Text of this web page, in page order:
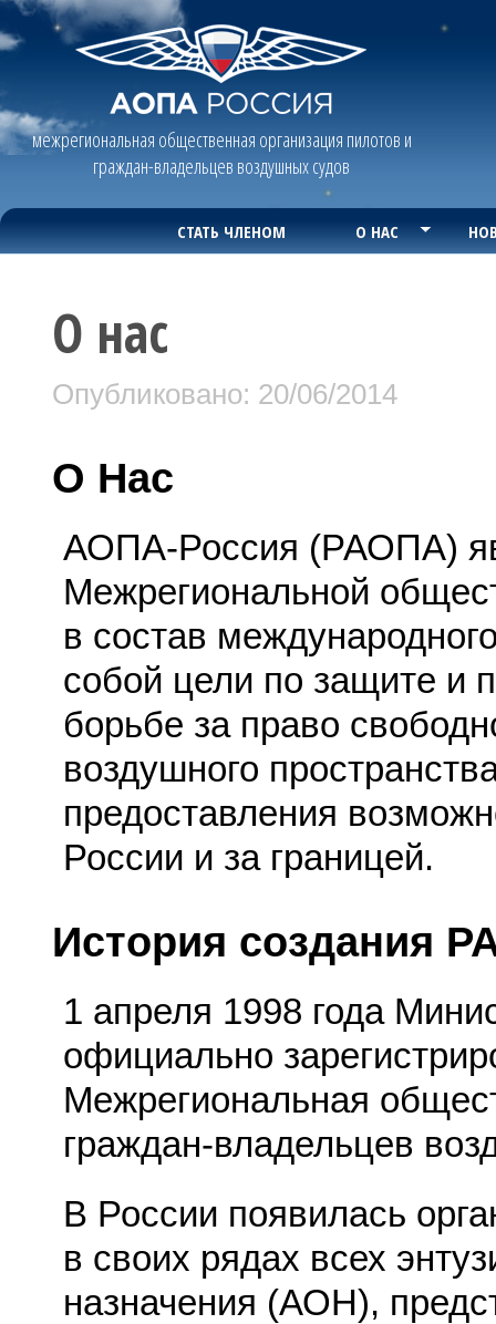
межрегиональная общественная организация пилотов и
граждан-владельцев воздушных судов
СТАТЬ ЧЛЕНОМ О НАС
О нас
Опубликовано: 20/06/2014
О Нас
АОПА-Россия (РАОПА)
Межрегиональной
в состав
собой цели по защите и
борьбе за право
воздушного
предоставления
России и за границей.
История создания
1 апреля 1998 года
официально
Межрегиональная
граждан-владельцев
В России появилась
в своих рядах всех
назначения (АОН),